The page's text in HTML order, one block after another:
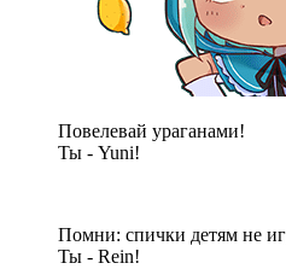
Повелевай ураганами!
Ты - Yuni!
Помни: спички детям не
Ты - Rein!